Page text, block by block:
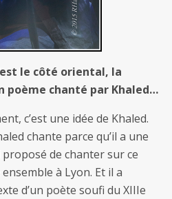
le côté oriental, la
poème chanté par Khaled…
c’est une idée de Khaled.
chante parce qu’il a une
de chanter sur ce
à Lyon. Et il a
d’un poète soufi du XIIIe